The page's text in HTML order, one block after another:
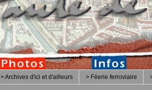
> Archives d'ici et d'ailleurs > Féerie ferroviaire